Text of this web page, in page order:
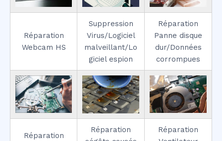
Réparation
Webcam HS
Suppression
Virus/Logiciel
malveillant/Lo
giciel espion
Réparation
Panne disque
dur/Données
corrompues
Réparation
Réparation
Réparation